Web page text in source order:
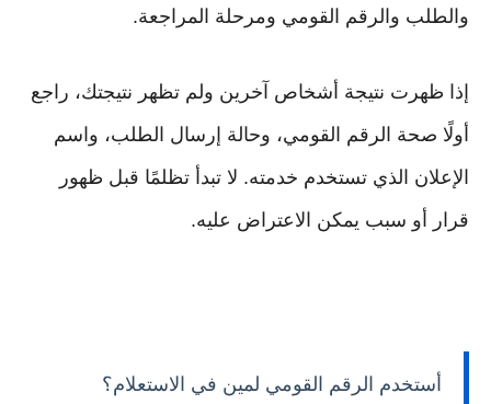
والطلب والرقم القومي ومرحلة المراجعة.
إذا ظهرت نتيجة أشخاص آخرين ولم تظهر نتيجتك، راجع
أولًا صحة الرقم القومي، وحالة إرسال الطلب، واسم
الإعلان الذي تستخدم خدمته. لا تبدأ تظلمًا قبل ظهور
قرار أو سبب يمكن الاعتراض عليه.
أستخدم الرقم القومي لمين في الاستعلام؟